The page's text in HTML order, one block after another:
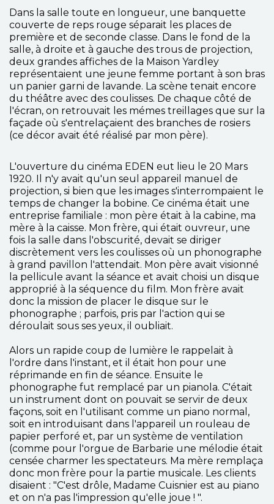
Dans la salle toute en longueur, une banquette
couverte de reps rouge séparait les places de
première et de seconde classe. Dans le fond de la
salle, à droite et à gauche des trous de projection,
deux grandes affiches de la Maison Yardley
représentaient une jeune femme portant à son bras
un panier garni de lavande. La scène tenait encore
du théâtre avec des coulisses. De chaque côté de
l'écran, on retrouvait les mémes treillages que sur la
façade où s'entrelaçaient des branches de rosiers
(ce décor avait été réalisé par mon père).
L'ouverture du cinéma EDEN eut lieu le 20 Mars
1920. Il n'y avait qu'un seul appareil manuel de
projection, si bien que les images s'interrompaient le
temps de changer la bobine. Ce cinéma était une
entreprise familiale : mon père était à la cabine, ma
mère à la caisse. Mon frère, qui était ouvreur, une
fois la salle dans l'obscurité, devait se diriger
discrètement vers les coulisses où un phonographe
à grand pavillon l'attendait. Mon père avait visionné
la pellicule avant la séance et avait choisi un disque
approprié à la séquence du film. Mon frère avait
donc la mission de placer le disque sur le
phonographe ; parfois, pris par l'action qui se
déroulait sous ses yeux, il oubliait.
Alors un rapide coup de lumière le rappelait à
l'ordre dans l'instant, et il était hon pour une
réprimande en fin de séance. Ensuite le
phonographe fut remplacé par un pianola. C'était
un instrument dont on pouvait se servir de deux
façons, soit en l'utilisant comme un piano normal,
soit en introduisant dans l'appareil un rouleau de
papier perforé et, par un système de ventilation
(comme pour l'orgue de Barbarie une mélodie était
censée charmer les spectateurs. Ma mère remplaça
donc mon frère pour la partie musicale. Les clients
disaient : "C'est drôle, Madame Cuisnier est au piano
et on n'a pas l'impression qu'elle joue ! ".